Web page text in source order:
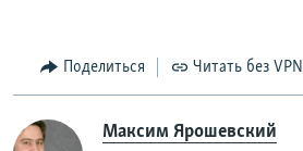
Поделиться Читать без VPN
Максим Ярошевский